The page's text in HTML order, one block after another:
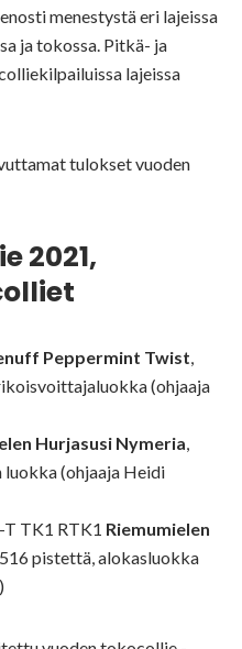
menestystä eri lajeissa
ja tokossa. Pitkä- ja
lajeissa
tulokset vuoden
2021,
Peppermint Twist,
(ohjaaja
Hurjasusi Nymeria,
luokka (ohjaaja Heidi
TK1 RTK1 Riemumielen
pistettä, alokasluokka